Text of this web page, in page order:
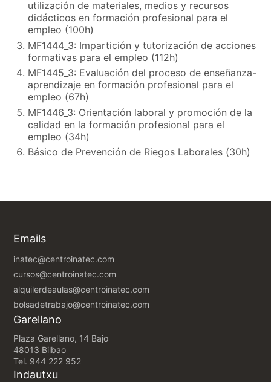
utilización de materiales, medios y recursos
didácticos en formación profesional para el
empleo (100h)
MF1444_3: Impartición y tutorización de acciones
formativas para el empleo (112h)
MF1445_3: Evaluación del proceso de enseñanza-
aprendizaje en formación profesional para el
empleo (67h)
MF1446_3: Orientación laboral y promoción de la
calidad en la formación profesional para el
empleo (34h)
Básico de Prevención de Riegos Laborales (30h)
Emails
inatec@centroinatec.com
cursos@centroinatec.com
alquilerdeaulas@centroinatec.com
bolsadetrabajo@centroinatec.com
Garellano
Plaza Garellano, 14 Bajo
48013 Bilbao
Tel. 944 222 952
Indautxu